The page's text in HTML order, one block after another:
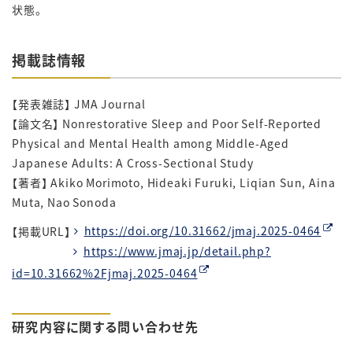
状態。
掲載誌情報
【発表雑誌】 JMA Journal
【論文名】 Nonrestorative Sleep and Poor Self-Reported
Physical and Mental Health among Middle-Aged
Japanese Adults: A Cross-Sectional Study
【著者】 Akiko Morimoto, Hideaki Furuki, Liqian Sun, Aina
Muta, Nao Sonoda
【掲載URL】
https://doi.org/10.31662/jmaj.2025-0464
https://www.jmaj.jp/detail.php?
id=10.31662%2Fjmaj.2025-0464
研究内容に関する問い合わせ先